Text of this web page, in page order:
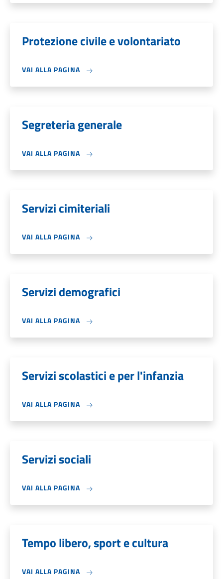
Protezione civile e volontariato
VAI ALLA PAGINA
Segreteria generale
VAI ALLA PAGINA
Servizi cimiteriali
VAI ALLA PAGINA
Servizi demografici
VAI ALLA PAGINA
Servizi scolastici e per l'infanzia
VAI ALLA PAGINA
Servizi sociali
VAI ALLA PAGINA
Tempo libero, sport e cultura
VAI ALLA PAGINA